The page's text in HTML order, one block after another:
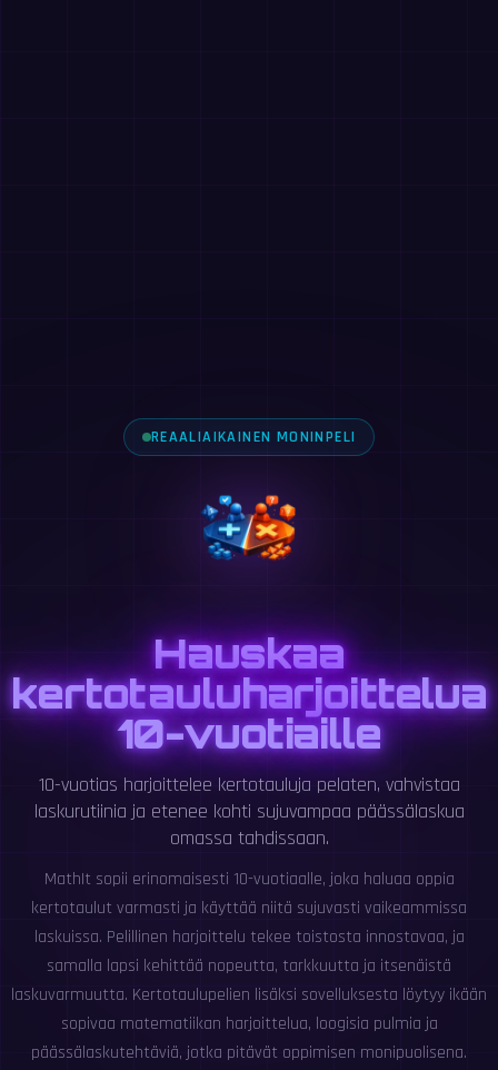
REAALIAIKAINEN MONINPELI
Hauskaa
kertotauluharjoittelua
10-vuotiaille
10-vuotias harjoittelee kertotauluja pelaten, vahvistaa
laskurutiinia ja etenee kohti sujuvampaa päässälaskua
omassa tahdissaan.
MathIt sopii erinomaisesti 10-vuotiaalle, joka haluaa oppia
kertotaulut varmasti ja käyttää niitä sujuvasti vaikeammissa
laskuissa. Pelillinen harjoittelu tekee toistosta innostavaa, ja
samalla lapsi kehittää nopeutta, tarkkuutta ja itsenäistä
laskuvarmuutta. Kertotaulupelien lisäksi sovelluksesta löytyy ikään
sopivaa matematiikan harjoittelua, loogisia pulmia ja
päässälaskutehtäviä, jotka pitävät oppimisen monipuolisena.